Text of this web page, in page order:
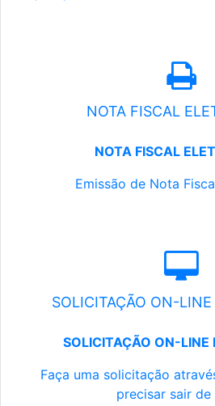
NOTA FISCAL
NOTA FISCAL
Emissão de Nota
SOLICITAÇÃO ON-LINE
SOLICITAÇÃO ON-LINE
Faça uma solicitação
precisar sair de